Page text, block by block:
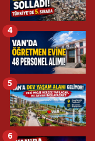
4
5
6